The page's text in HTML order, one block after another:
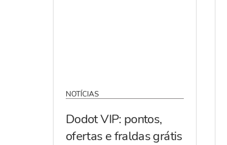
NOTÍCIAS
Dodot VIP: pontos,
ofertas e fraldas grátis